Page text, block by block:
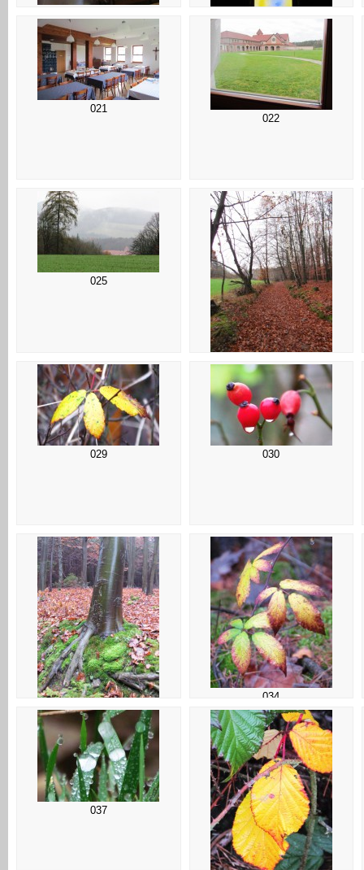
018
021
022
025
026
029 030
033
034
037